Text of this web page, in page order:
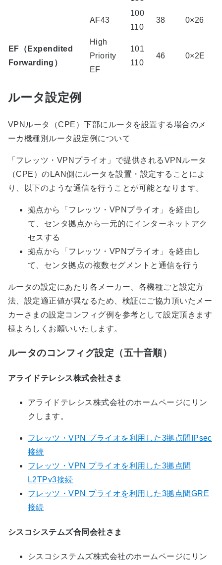
AF43
100
110
38 0×26
EF（Expendited
Forwarding）
High
Priority
EF
101
110
46 0×2E
ルータ設定例
VPNルータ（CPE）下部にルータを設置する場合のメ
ーカ機種別ルータ設定例について
「フレッツ・VPNプライオ」で提供されるVPNルータ
（CPE）のLAN側にルータを設置・設定することによ
り、以下のような通信を行うことが可能となります。
拠点から「フレッツ・VPNプライオ」を経由し
て、センタ拠点から一元的にインターネットアク
セスする
拠点から「フレッツ・VPNプライオ」を経由し
て、センタ拠点の複数セグメントと通信を行う
ルータの設定にあたり各メーカー、各機種ごと設定方
法、設定適正値が異なるため、検証にご協力頂いたメー
カーさまの設定コンフィグ例を参考として設定頂きます
様よろしくお願いいたします。
ルータのコンフィグ設定（五十音順）
アライドテレシス株式会社さま
アライドテレシス株式会社のホームページにリン
クします。
フレッツ・VPN プライオを利用した3拠点間IPsec
接続
フレッツ・VPN プライオを利用した3拠点間
L2TPv3接続
フレッツ・VPN プライオを利用した3拠点間GRE
接続
シスコシステムズ合同会社さま
シスコシステムズ株式会社のホームページにリン